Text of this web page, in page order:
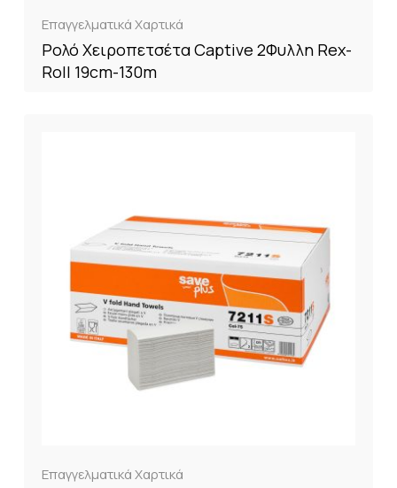
Επαγγελματικά Χαρτικά
Ρολό Χειροπετσέτα Captive 2Φυλλη Rex-
Roll 19cm-130m
Επαγγελματικά Χαρτικά